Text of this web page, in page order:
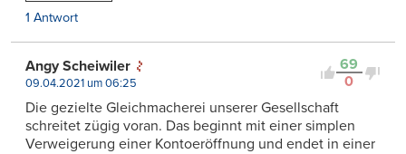
1 Antwort
69
0
Angy Scheiwiler
09.04.2021 um 06:25
Die gezielte Gleichmacherei unserer Gesellschaft
schreitet zügig voran. Das beginnt mit einer simplen
Verweigerung einer Kontoeröffnung und endet in einer